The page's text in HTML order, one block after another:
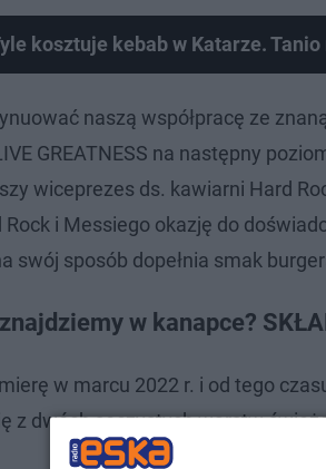
kosztuje kebab w Katarze.
naszą współpracę ze
GREATNESS na następny
wiceprezes ds. kawiarni Hard
i Messiego okazję do
swój sposób dopełnia smak
w kanapce?
w marcu 2022 r. i od tego
z dwóch soczystych warstw